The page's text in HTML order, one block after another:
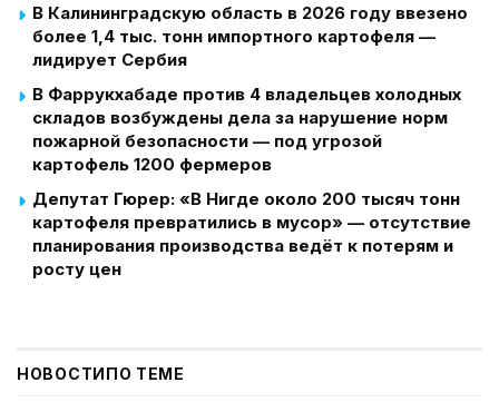
В Калининградскую область в 2026 году ввезено
более 1,4 тыс. тонн импортного картофеля —
лидирует Сербия
В Фаррукхабаде против 4 владельцев холодных
складов возбуждены дела за нарушение норм
пожарной безопасности — под угрозой
картофель 1200 фермеров
Депутат Гюрер: «В Нигде около 200 тысяч тонн
картофеля превратились в мусор» — отсутствие
планирования производства ведёт к потерям и
росту цен
НОВОСТИПО ТЕМЕ